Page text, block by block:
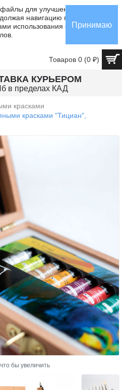
для улучшения
навигацию по сайту,
использования cookie-Принимаю
Товаров 0 (0 ₽)
КУРЬЕРОМ
в пределах КАД
красками
красками "Тициан",
бы увеличить